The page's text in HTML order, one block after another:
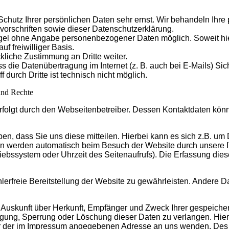
Ihrer persönlichen Daten sehr ernst. Wir behandeln
sowie dieser Datenschutzerklärung.
ohne Angabe personenbezogener Daten möglich. Soweit
freiwilliger Basis.
Zustimmung an Dritte weiter.
die Datenübertragung im Internet (z. B. auch bei E-Mails)
durch Dritte ist technisch nicht möglich.
Rechte
durch den Webseitenbetreiber. Dessen Kontaktdaten
dass Sie uns diese mitteilen. Hierbei kann es sich z.B.
werden automatisch beim Besuch der Website durch unsere
oder Uhrzeit des Seitenaufrufs). Die Erfassung
Bereitstellung der Website zu gewährleisten. Andere
über Herkunft, Empfänger und Zweck Ihrer
Sperrung oder Löschung dieser Daten zu verlangen.
im Impressum angegebenen Adresse an uns wenden.